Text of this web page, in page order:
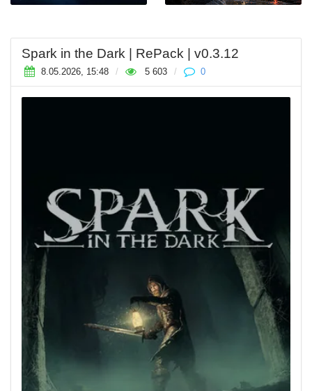
Spark in the Dark | RePack | v0.3.12
8.05.2026, 15:48 / 5 603 / 0